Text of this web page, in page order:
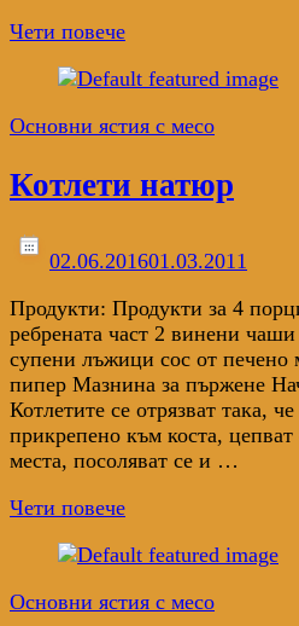
Чети повече
Основни ястия с месо
Котлети натюр
02.06.201601.03.2011
Продукти: Продукти за 4
ребрената част 2 винени
супени лъжици сос от
пипер Мазнина за пържене
Котлетите се отрязват така,
прикрепено към коста,
места, посоляват се и …
Чети повече
Основни ястия с месо